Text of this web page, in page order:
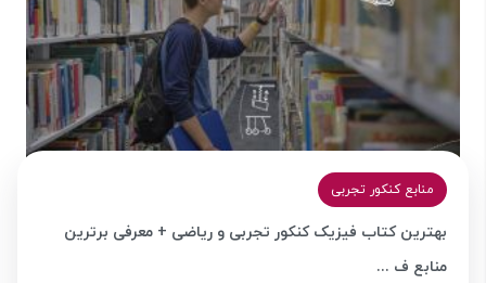
منابع کنکور تجربی
بهترین کتاب فیزیک کنکور تجربی و ریاضی + معرفی برترین
منابع ف ...